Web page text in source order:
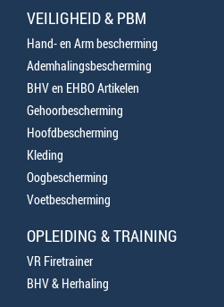
VEILIGHEID & PBM
Hand- en Arm bescherming
Ademhalingsbescherming
BHV en EHBO Artikelen
Gehoorbescherming
Hoofdbescherming
Kleding
Oogbescherming
Voetbescherming
OPLEIDING & TRAINING
VR Firetrainer
BHV & Herhaling